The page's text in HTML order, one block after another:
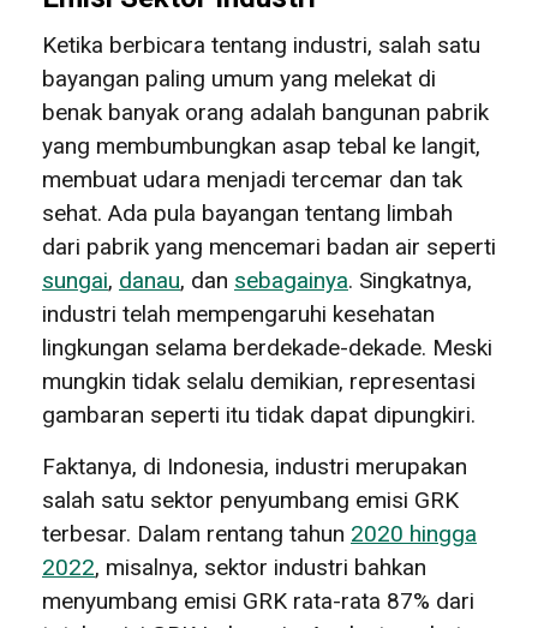
Ketika berbicara tentang industri, salah satu
bayangan paling umum yang melekat di
benak banyak orang adalah bangunan pabrik
yang membumbungkan asap tebal ke langit,
membuat udara menjadi tercemar dan tak
sehat. Ada pula bayangan tentang limbah
dari pabrik yang mencemari badan air seperti
sungai, danau, dan sebagainya. Singkatnya,
industri telah mempengaruhi kesehatan
lingkungan selama berdekade-dekade. Meski
mungkin tidak selalu demikian, representasi
gambaran seperti itu tidak dapat dipungkiri.
Faktanya, di Indonesia, industri merupakan
salah satu sektor penyumbang emisi GRK
terbesar. Dalam rentang tahun 2020 hingga
2022, misalnya, sektor industri bahkan
menyumbang emisi GRK rata-rata 87% dari